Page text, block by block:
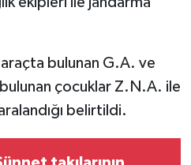
bulunan G.A. ve
çocuklar Z.N.A. ile
belirtildi.